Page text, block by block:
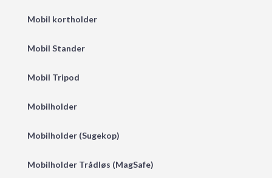
Mobil kortholder
Mobil Stander
Mobil Tripod
Mobilholder
Mobilholder (Sugekop)
Mobilholder Trådløs (MagSafe)